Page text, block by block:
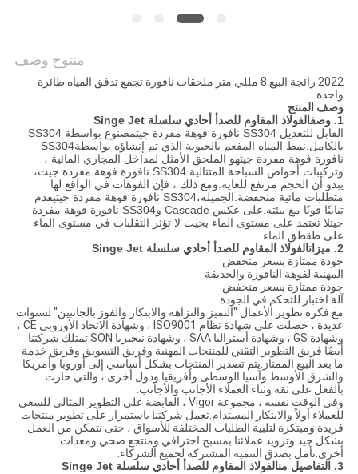
منتوج وصف
2022 رائجة البيع 8 مللي متر ملحقات نافورة تجمع تدفق المياه طائرة
واحدة
وصف المنتج
1. وصف
الفولاذ المقاوم للصدأ أحادي سلسلة Singe Jet
القابل للتعديل SS304 نافورة فوهة مفردة جيت
مصنوع بواسطة SS304
بالكامل.نمط المياه المفعم بالحيوية الذي تم إنشاؤه بواسطةSS304
نافورة فوهة مفردة جيتهو الملحق الأمثل لمداخل المجاري المائية ،
وتركيبات أحواض السباحة المتتالية.SS304 نافورة فوهة مفردة جيت
،
يبدو أن الحجم مرتفع للغاية.ومع ذلك ، فإن الفوهات في الواقع لها
متطلبات مائية منخفضة.الجميله،SS304 نافورة فوهة مفردة جيت
يقدم
تباينًا قويًا مع بيئته.على عكس Cascade و
SS304 نافورة فوهة مفردة
جيتلا تعتمد على مستوى الماء بحيث لا تؤثر التقلبات في مستوى الماء
على طقطق الماء
2. ميزات
الفولاذ المقاوم للصدأ أحادي سلسلة Singe Jet
جودة ممتازة بسعر منخفض
المهنية لفوهة النافورة والحديقة
جودة ممتازة بسعر منخفض
آلة اختبار للتحكم في الجودة
مع فكرة تطوير الأعمال "التميز والنزاهة والابتكار والفوز بالجانبين" لسنوات
عديدة ، حصلت على شهادة نظام ISO9001 ، وشهادة الاتحاد الأوروبي CE ،
وشهادة GS ، وشهادة أستراليا SAA ، وشهادة نيجيريا SON.تمتلك شركتنا
أيضًا فريق التطوير التقني للمنتجات المهنية وفريق التسويق وفريق خدمة
ما بعد البيع الممتاز.يتم تصدير المنتجات بشكل أساسي إلى أوروبا وأمريكا
والشرق الأوسط وآسيا الوسطى وأفريقيا ودول أخرى ، والتي حازت
بالفعل على ثقة وثناء العملاء الأجانب والأجانب.
وفي الوقت نفسه ، مجموعة Vigor ، القابضة على التطوير المثالي للسعي
للعملاء أولاً والابتكار المستدام.تعمل شركتنا باستمرار على تطوير منتجات
فريدة ومبتكرة لتلبية الطلبات المختلفة للأسواق ، حتى نتمكن من العمل
بشكل جيد وتزويد عملائنا بمسبح احترافي ومنتجع صحي ومعدات
أخرى.نأمل بصدق التنمية المشتركة لجميع الشركاء.
3. التفاصيل من
الفولاذ المقاوم للصدأ أحادي سلسلة Singe Jet